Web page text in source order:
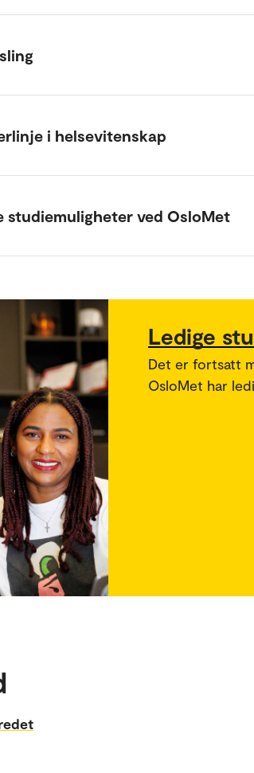
i helsevitenskap
studiemuligheter ved OsloMet
Ledige
Det er fortsatt
OsloMet har